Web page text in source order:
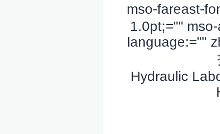
mso-fareast-
1.0pt;=""
language:=""
Hydraulic